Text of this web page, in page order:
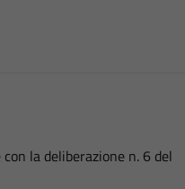
la deliberazione n. 6 del